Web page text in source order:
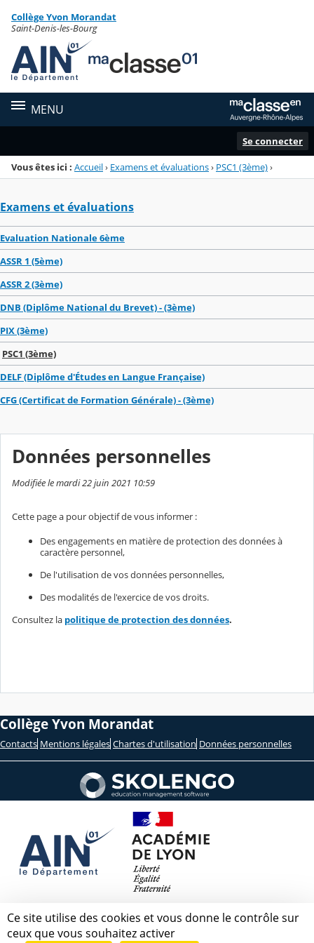
Menu de la rubrique
Contenu
Collège Yvon Morandat
Saint-Denis-les-Bourg
MENU
Se connecter
Vous êtes ici : Accueil› Examens et évaluations› PSC1 (3ème)›
Examens et évaluations
Evaluation Nationale 6ème
ASSR 1 (5ème)
ASSR 2 (3ème)
DNB (Diplôme National du Brevet) - (3ème)
PIX (3ème)
PSC1 (3ème)
DELF (Diplôme d'Études en Langue Française)
CFG (Certificat de Formation Générale) - (3ème)
Données personnelles
Modifiée le mardi 22 juin 2021 10:59
Cette page a pour objectif de vous informer :
Des engagements en matière de protection des données à
caractère personnel,
De l'utilisation de vos données personnelles,
Des modalités de l'exercice de vos droits.
Consultez la politique de protection des données.
Collège Yvon Morandat
Contacts Mentions légales Chartes d'utilisation Données personnelles
Ce site utilise des cookies et vous donne le contrôle sur
ceux que vous souhaitez activer